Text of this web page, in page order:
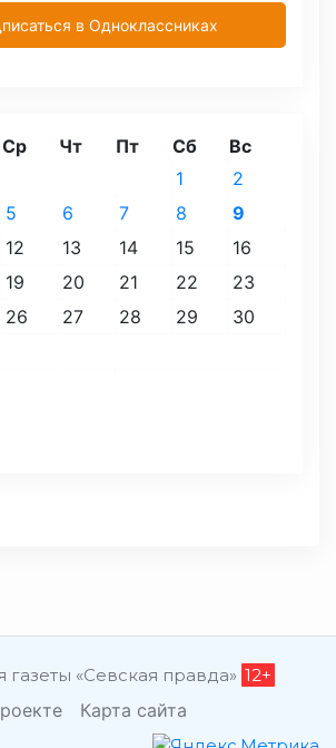
в Одноклассниках
Ср Чт Пт Сб Вс
1
2
5 6 7 8
9
12 13 14 15
16
19 20 21 22
23
26 27 28 29
30
«Севская правда» 12+
Карта сайта